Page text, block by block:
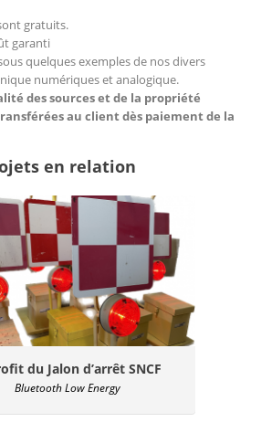
gratuits.
garanti
quelques exemples de nos divers
numériques et analogique.
des sources et de la propriété
au client dès paiement de la
en relation
du Jalon d’arrêt SNCF
Bluetooth Low Energy